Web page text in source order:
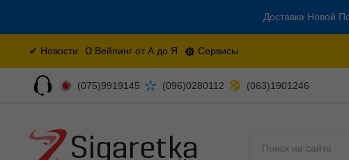
Доставка Новой
✔ Новости Ω Вейпинг от А до Я Сервисы
(075)9919145 (096)0280112 (063)1901246